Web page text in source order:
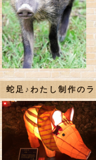
蛇足♪わたし制作の